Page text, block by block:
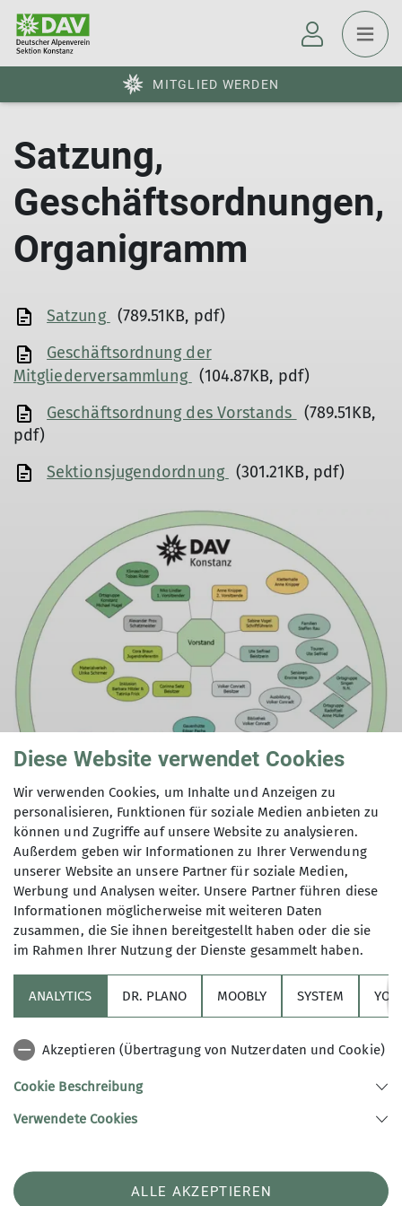
MITGLIED WERDEN
Satzung,
Geschäftsordnungen,
Organigramm
Satzung (789.51KB, pdf)
Geschäftsordnung der
Mitgliederversammlung (104.87KB, pdf)
Geschäftsordnung des Vorstands
(789.51KB,
pdf)
Sektionsjugendordnung (301.21KB, pdf)
© DAV Konstanz
Links
Sektion Konstanz des Deutschen Alpenvereins e.V.
Telefon +49 (0)7531-21794
Diese Website verwendet Cookies
Wir verwenden Cookies, um Inhalte und Anzeigen zu
personalisieren, Funktionen für soziale Medien anbieten zu
können und Zugriffe auf unsere Website zu analysieren.
Außerdem geben wir Informationen zu Ihrer Verwendung
unserer Website an unsere Partner für soziale Medien,
Werbung und Analysen weiter. Unsere Partner führen diese
Informationen möglicherweise mit weiteren Daten
zusammen, die Sie ihnen bereitgestellt haben oder die sie
im Rahmen Ihrer Nutzung der Dienste gesammelt haben.
ANALYTICS DR. PLANO MOOBLY SYSTEM
Akzeptieren (Übertragung von Nutzerdaten und Cookie)
Cookie Beschreibung
Verwendete Cookies
ALLE AKZEPTIEREN